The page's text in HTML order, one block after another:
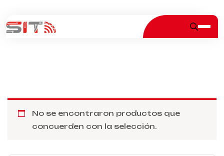
No se encontraron productos que
concuerden con la selección.